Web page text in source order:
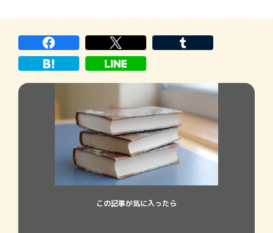
【ポスト・ブック・レビュー 著者に訊
け！】 佐藤節全開！満身創痍の […]
この記事が気に入ったら